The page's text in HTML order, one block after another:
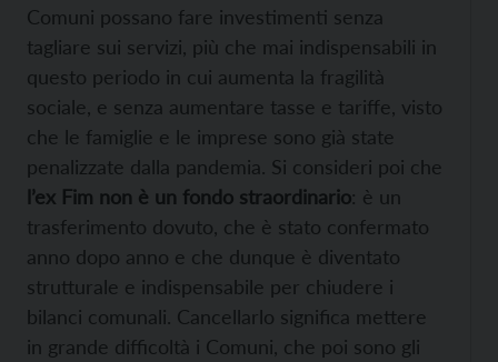
Comuni possano fare investimenti senza
tagliare sui servizi, più che mai indispensabili in
questo periodo in cui aumenta la fragilità
sociale, e senza aumentare tasse e tariffe, visto
che le famiglie e le imprese sono già state
penalizzate dalla pandemia. Si consideri poi che
l’ex Fim non è un fondo straordinario: è un
trasferimento dovuto, che è stato confermato
anno dopo anno e che dunque è diventato
strutturale e indispensabile per chiudere i
bilanci comunali. Cancellarlo significa mettere
in grande difficoltà i Comuni, che poi sono gli